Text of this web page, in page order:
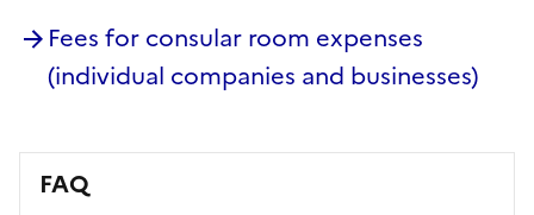
Fees for consular room expenses
(individual companies and businesses)
FAQ